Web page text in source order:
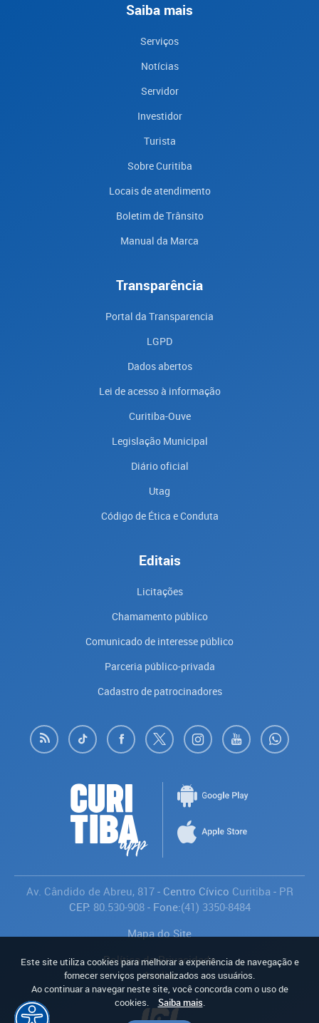
Saiba mais
Serviços
Notícias
Servidor
Investidor
Turista
Sobre Curitiba
Locais de atendimento
Boletim de Trânsito
Manual da Marca
Transparência
Portal da Transparencia
LGPD
Dados abertos
Lei de acesso à informação
Curitiba-Ouve
Legislação Municipal
Diário oficial
Utag
Código de Ética e Conduta
Editais
Licitações
Chamamento público
Comunicado de interesse público
Parceria público-privada
Cadastro de patrocinadores
Av. Cândido de Abreu, 817- Centro Cívico Curitiba - PR
CEP: 80.530-908- Fone:(41) 3350-8484
Mapa do Site
Política de Privacidade
Avaliar
Este site utiliza cookies para melhorar a experiência de navegação e
fornecer serviços personalizados aos usuários.
Ao continuar a navegar neste site, você concorda com o uso de
cookies.
Saiba mais.